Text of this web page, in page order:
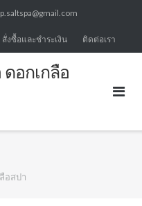
สั่งซื้อและชำระเงิน ติดต่อเรา
อกเกลือ
อสปา